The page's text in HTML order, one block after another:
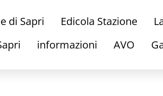
di Sapri Edicola Stazione
informazioni AVO